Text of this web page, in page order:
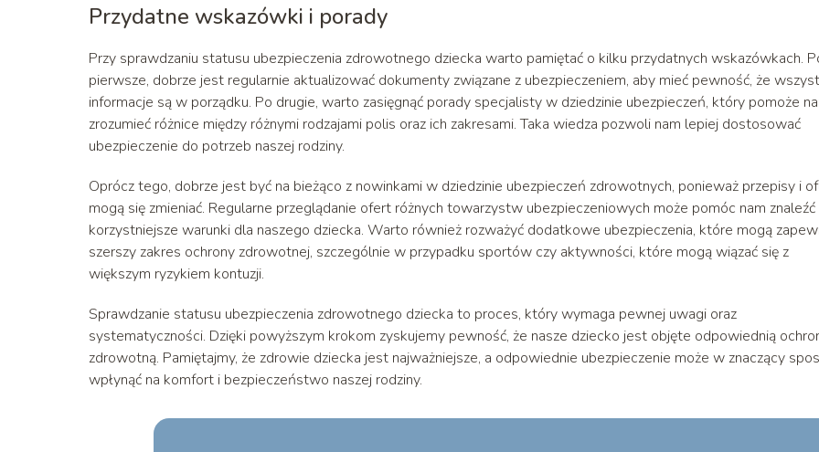
Przydatne wskazówki i porady
Przy sprawdzaniu statusu ubezpieczenia zdrowotnego dziecka warto pamiętać o kilku przydatnych wskazówkach.
pierwsze, dobrze jest regularnie aktualizować dokumenty związane z ubezpieczeniem, aby mieć pewność, że
informacje są w porządku. Po drugie, warto zasięgnąć porady specjalisty w dziedzinie ubezpieczeń, który pomoże
zrozumieć różnice między różnymi rodzajami polis oraz ich zakresami. Taka wiedza pozwoli nam lepiej dostosować
ubezpieczenie do potrzeb naszej rodziny.
Oprócz tego, dobrze jest być na bieżąco z nowinkami w dziedzinie ubezpieczeń zdrowotnych, ponieważ przepisy i
mogą się zmieniać. Regularne przeglądanie ofert różnych towarzystw ubezpieczeniowych może pomóc nam znaleźć
korzystniejsze warunki dla naszego dziecka. Warto również rozważyć dodatkowe ubezpieczenia, które mogą
szerszy zakres ochrony zdrowotnej, szczególnie w przypadku sportów czy aktywności, które mogą wiązać się z
większym ryzykiem kontuzji.
Sprawdzanie statusu ubezpieczenia zdrowotnego dziecka to proces, który wymaga pewnej uwagi oraz
systematyczności. Dzięki powyższym krokom zyskujemy pewność, że nasze dziecko jest objęte odpowiednią
zdrowotną. Pamiętajmy, że zdrowie dziecka jest najważniejsze, a odpowiednie ubezpieczenie może w znaczący
wpłynąć na komfort i bezpieczeństwo naszej rodziny.